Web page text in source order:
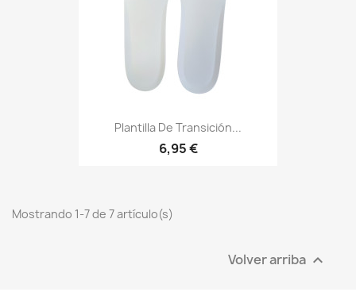
Plantilla De Transición...
6,95 €
Mostrando 1-7 de 7 artículo(s)
Volver arriba 